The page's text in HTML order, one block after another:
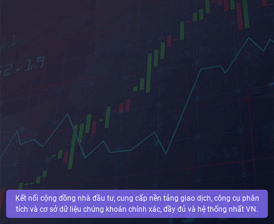
Kết nối cộng đồng nhà đầu tư, cung cấp nền tảng giao dịch, công cụ phân
tích và cơ sở dữ liệu chứng khoán chính xác, đầy đủ và hệ thống nhất VN.